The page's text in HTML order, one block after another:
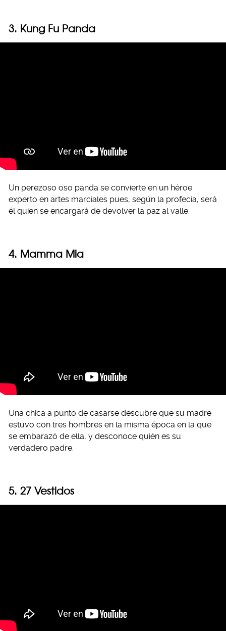
3. Kung Fu Panda
Un perezoso oso panda se convierte en un héroe
experto en artes marciales pues, según la profecía, será
él quien se encargará de devolver la paz al valle.
4. Mamma Mia
Una chica a punto de casarse descubre que su madre
estuvo con tres hombres en la misma época en la que
se embarazó de ella, y desconoce quién es su
verdadero padre.
5. 27 Vestidos